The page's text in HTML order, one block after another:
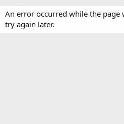
An error occurred while the page
try again later.